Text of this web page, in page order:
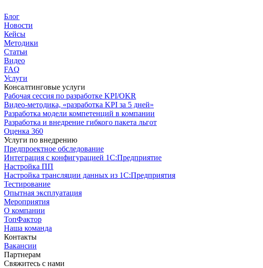
Блог
Новости
Кейсы
Методики
Статьи
Видео
FAQ
Услуги
Консалтинговые услуги
Рабочая сессия по разработке KPI/OKR
Видео-методика, «разработка KPI за 5 дней»
Разработка модели компетенций в компании
Разработка и внедрение гибкого пакета льгот
Оценка 360
Услуги по внедрению
Предпроектное обследование
Интеграция с конфигурацией 1С:Предприятие
Настройка ПП
Настройка трансляции данных из 1С:Предприятия
Тестирование
Опытная эксплуатация
Мероприятия
О компании
ТопФактор
Наша команда
Контакты
Вакансии
Партнерам
Свяжитесь с нами